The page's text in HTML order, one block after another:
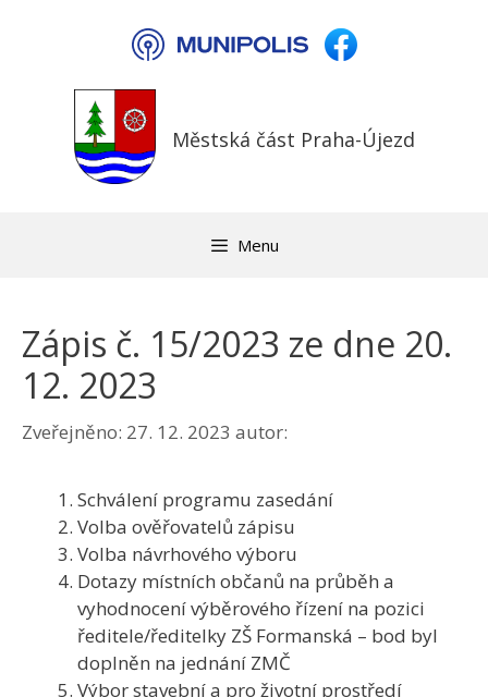
Městská část Praha-Újezd
Menu
Zápis č. 15/2023 ze dne 20.
12. 2023
Zveřejněno: 27. 12. 2023 autor:
Schválení programu zasedání
Volba ověřovatelů zápisu
Volba návrhového výboru
Dotazy místních občanů na průběh a
vyhodnocení výběrového řízení na pozici
ředitele/ředitelky ZŠ Formanská – bod byl
doplněn na jednání ZMČ
Výbor stavební a pro životní prostředí